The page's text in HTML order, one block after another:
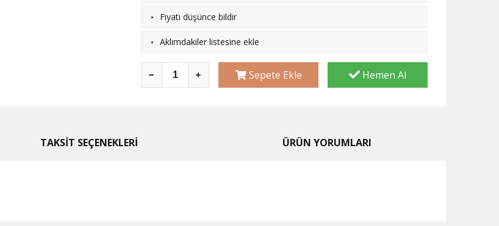
· Fiyatı düşünce bildir
· Aklımdakiler listesine ekle
Sepete Ekle Hemen Al
TAKSİT SEÇENEKLERİ ÜRÜN YORUMLARI